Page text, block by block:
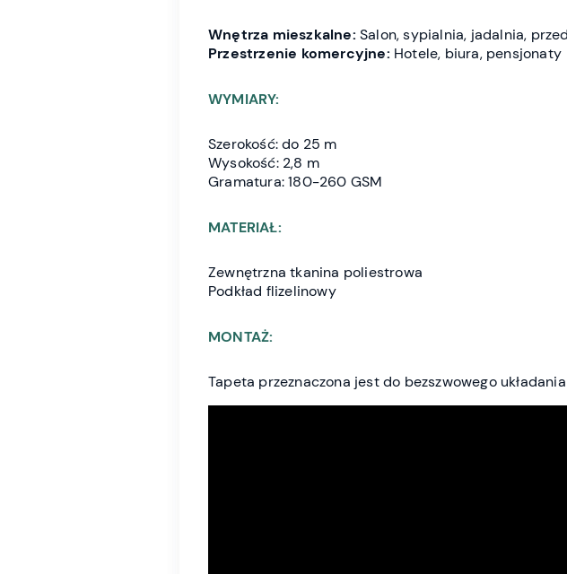
Wnętrza mieszkalne: Salon, sypialnia, jadalnia,
Przestrzenie komercyjne: Hotele, biura, pensjonaty
WYMIARY:
Szerokość: do 25 m
Wysokość: 2,8 m
Gramatura: 180-260 GSM
MATERIAŁ:
Zewnętrzna tkanina poliestrowa
Podkład flizelinowy
MONTAŻ:
Tapeta przeznaczona jest do bezszwowego